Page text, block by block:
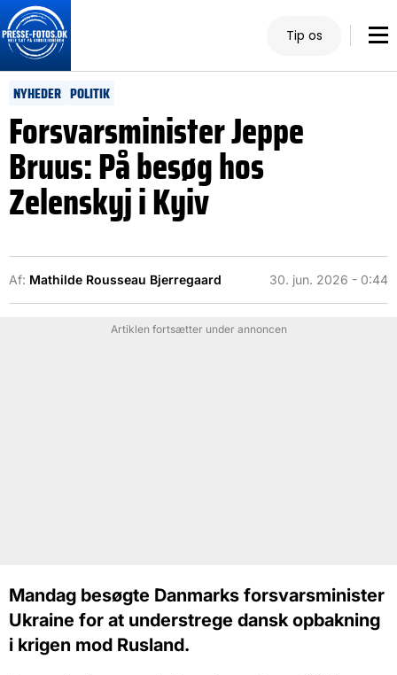
Tip os
NYHEDER POLITIK
Forsvarsminister Jeppe
Bruus: På besøg hos
Zelenskyj i Kyiv
Af: Mathilde Rousseau Bjerregaard 30. jun. 2026 - 0:44
Artiklen fortsætter under annoncen
Mandag besøgte Danmarks forsvarsminister
Ukraine for at understrege dansk opbakning
i krigen mod Rusland.